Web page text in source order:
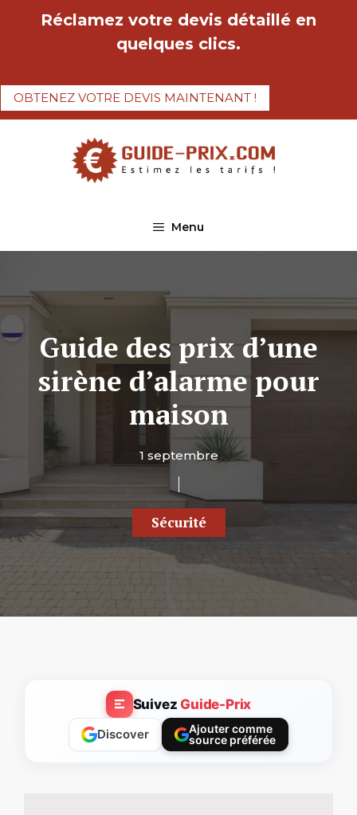
Réclamez votre devis détaillé en
quelques clics.
OBTENEZ VOTRE DEVIS MAINTENANT !
Menu
Guide des prix d’une
sirène d’alarme pour
maison
1 septembre
Sécurité
SuivezGuide-Prix
Discover
Ajouter comme
source préférée